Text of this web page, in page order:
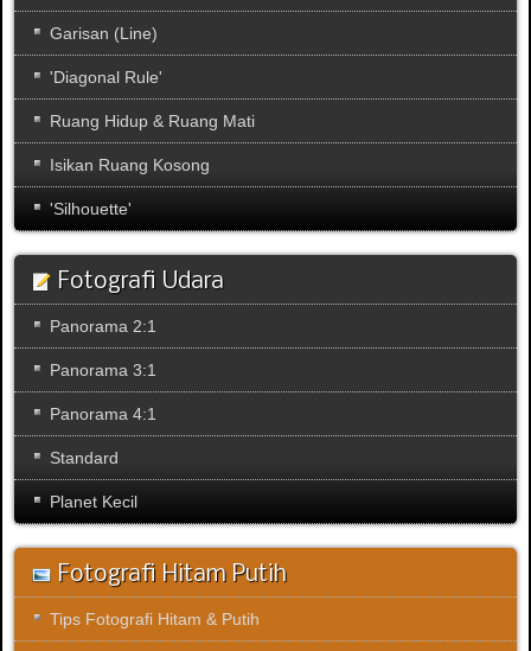
Garisan (Line)
'Diagonal Rule'
Ruang Hidup & Ruang Mati
Isikan Ruang Kosong
'Silhouette'
Fotografi Udara
Panorama 2:1
Panorama 3:1
Panorama 4:1
Standard
Planet Kecil
Fotografi Hitam Putih
Tips Fotografi Hitam & Putih